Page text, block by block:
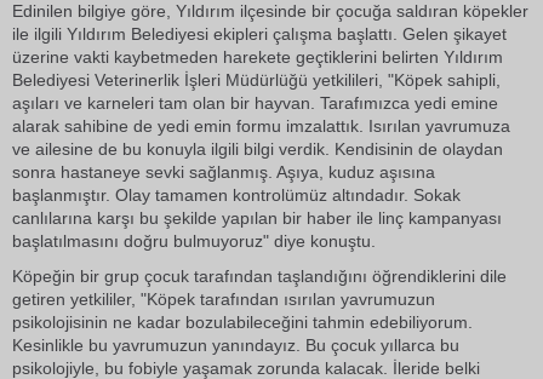
Edinilen bilgiye göre, Yıldırım ilçesinde bir çocuğa saldıran köpekler
ile ilgili Yıldırım Belediyesi ekipleri çalışma başlattı. Gelen şikayet
üzerine vakti kaybetmeden harekete geçtiklerini belirten Yıldırım
Belediyesi Veterinerlik İşleri Müdürlüğü yetkilileri, "Köpek sahipli,
aşıları ve karneleri tam olan bir hayvan. Tarafımızca yedi emine
alarak sahibine de yedi emin formu imzalattık. Isırılan yavrumuza
ve ailesine de bu konuyla ilgili bilgi verdik. Kendisinin de olaydan
sonra hastaneye sevki sağlanmış. Aşıya, kuduz aşısına
başlanmıştır. Olay tamamen kontrolümüz altındadır. Sokak
canlılarına karşı bu şekilde yapılan bir haber ile linç kampanyası
başlatılmasını doğru bulmuyoruz" diye konuştu.
Köpeğin bir grup çocuk tarafından taşlandığını öğrendiklerini dile
getiren yetkililer, "Köpek tarafından ısırılan yavrumuzun
psikolojisinin ne kadar bozulabileceğini tahmin edebiliyorum.
Kesinlikle bu yavrumuzun yanındayız. Bu çocuk yıllarca bu
psikolojiyle, bu fobiyle yaşamak zorunda kalacak. İleride belki